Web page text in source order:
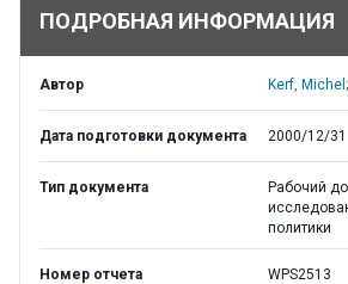
ПОДРОБНАЯ ИНФОРМАЦИЯ
Автор Kerf, Michel;
Дата подготовки документа 2000/12/31
Тип документа
Рабочий
политики
Номер отчета WPS2513